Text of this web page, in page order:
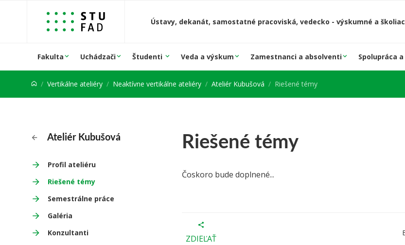
Prejsť na obsah
Ústavy, dekanát, samostatné pracoviská, vedecko - výskumné a
Fakulta Uchádzači Študenti Veda a výskum Zamestnanci a absolventi Spolupráca
Vertikálne ateliéry Neaktívne vertikálne ateliéry Ateliér Kubušová Riešené témy
Ateliér Kubušová
Profil ateliéru
Riešené témy
Semestrálne práce
Galéria
Konzultanti
Riešené témy
Čoskoro bude doplnené...
ZDIEĽAŤ